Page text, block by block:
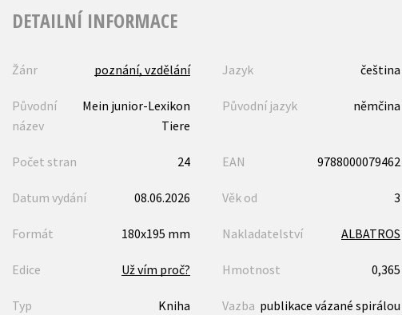
DETAILNÍ INFORMACE
Žánr poznání, vzdělání Jazyk čeština
Původní
název
Mein junior-Lexikon
Tiere
Původní jazyk němčina
Počet stran 24 EAN 9788000079462
Datum vydání 08.06.2026 Věk od 3
Formát 180x195 mm Nakladatelství ALBATROS
Edice Už vím proč? Hmotnost 0,365
Typ Kniha Vazba publikace vázané spirálou